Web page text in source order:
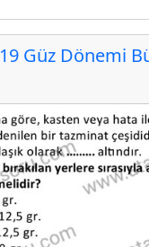
Güz Dönemi